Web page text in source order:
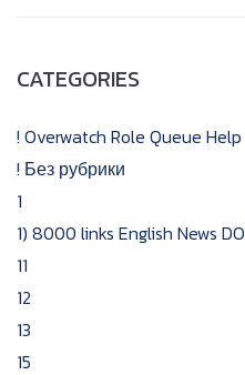
CATEGORIES
! Overwatch Role Queue Help
! Без рубрики
1
1) 8000 links English News
11
12
13
15